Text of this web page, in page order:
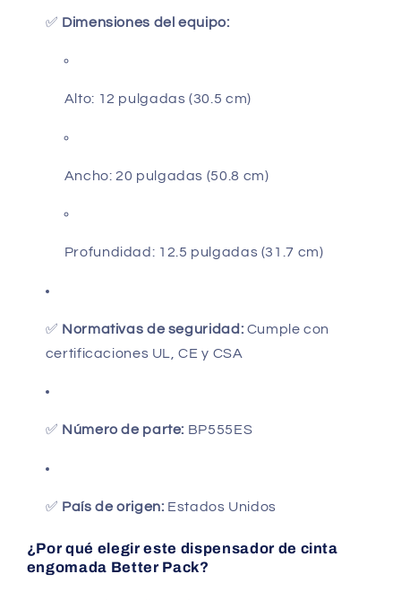
✅ Dimensiones del equipo:
Alto: 12 pulgadas (30.5 cm)
Ancho: 20 pulgadas (50.8 cm)
Profundidad: 12.5 pulgadas (31.7 cm)
✅ Normativas de seguridad: Cumple con
certificaciones UL, CE y CSA
✅ Número de parte: BP555ES
✅ País de origen: Estados Unidos
¿Por qué elegir este dispensador de cinta
engomada Better Pack?